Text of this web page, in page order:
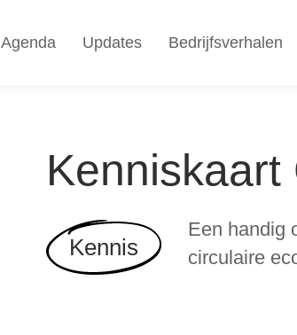
Kennis
Een handig
circulaire
Agenda Updates Bedrijfsverhalen